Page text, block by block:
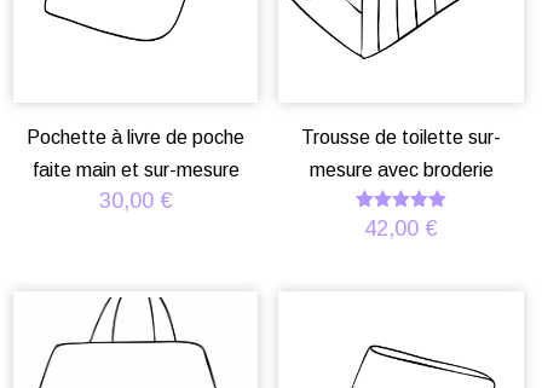
Pochette à livre de poche
faite main et sur-mesure
30,00 €
Trousse de toilette sur-
mesure avec broderie
Note
5.00
42,00 €